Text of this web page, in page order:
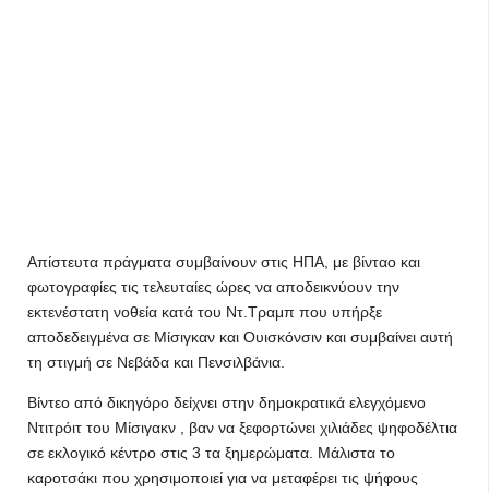
Απίστευτα πράγματα συμβαίνουν στις ΗΠΑ, με βίνταο και
φωτογραφίες τις τελευταίες ώρες να αποδεικνύουν την
εκτενέστατη νοθεία κατά του Ντ.Τραμπ που υπήρξε
αποδεδειγμένα σε Μίσιγκαν και Ουισκόνσιν και συμβαίνει αυτή
τη στιγμή σε Νεβάδα και Πενσιλβάνια.
Βίντεο από δικηγόρο δείχνει στην δημοκρατικά ελεγχόμενο
Ντιτρόιτ του Μίσιγακν , βαν να ξεφορτώνει χιλιάδες ψηφοδέλτια
σε εκλογικό κέντρο στις 3 τα ξημερώματα. Μάλιστα το
καροτσάκι που χρησιμοποιεί για να μεταφέρει τις ψήφους